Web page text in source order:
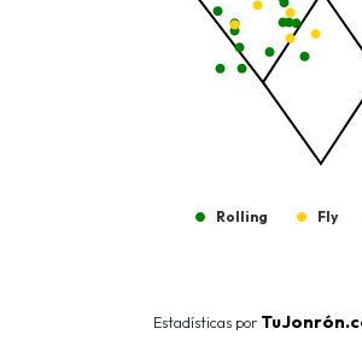
Rolling Fly
Estadísticas por